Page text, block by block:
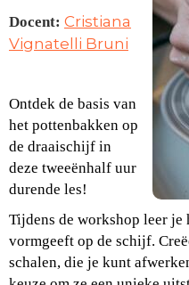
Docent: Cristiana
Vignatelli Bruni
Ontdek de basis van
het pottenbakken op
de draaischijf in
deze tweeënhalf uur
durende les!
Tijdens de workshop leer je
vormgeeft op de schijf.
schalen, die je kunt